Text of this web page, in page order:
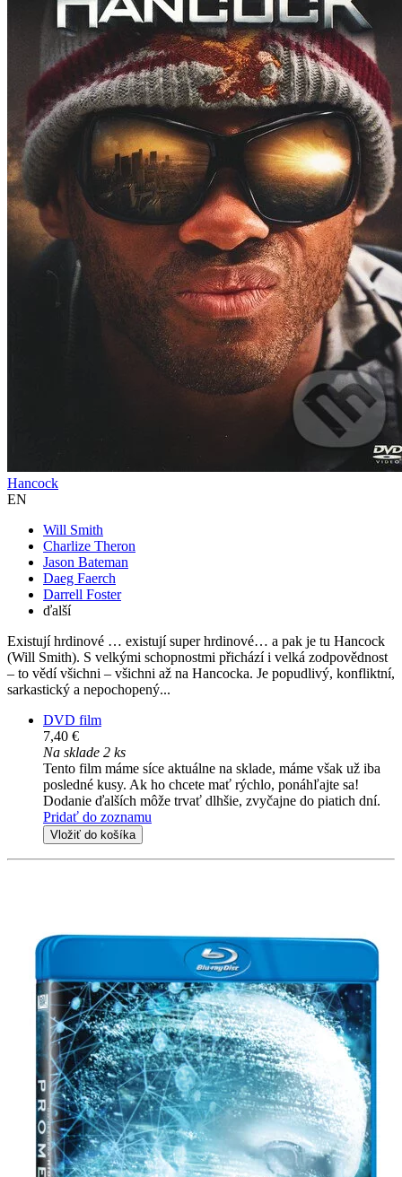
Hancock
EN
Will Smith
Charlize Theron
Jason Bateman
Daeg Faerch
Darrell Foster
ďalší
Existují hrdinové … existují super hrdinové… a pak je tu Hancock
(Will Smith). S velkými schopnostmi přichází i velká zodpovědnost
– to vědí všichni – všichni až na Hancocka. Je popudlivý, konfliktní,
sarkastický a nepochopený...
DVD film
7,40 €
Na sklade 2 ks
Tento film máme síce aktuálne na sklade, máme však už iba
posledné kusy. Ak ho chcete mať rýchlo, ponáhľajte sa!
Dodanie ďalších môže trvať dlhšie, zvyčajne do piatich dní.
Pridať do zoznamu
Vložiť do košíka